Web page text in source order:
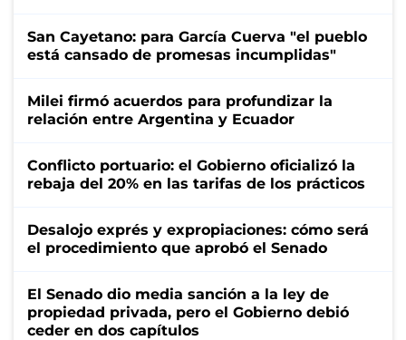
San Cayetano: para García Cuerva "el pueblo
está cansado de promesas incumplidas"
Milei firmó acuerdos para profundizar la
relación entre Argentina y Ecuador
Conflicto portuario: el Gobierno oficializó la
rebaja del 20% en las tarifas de los prácticos
Desalojo exprés y expropiaciones: cómo será
el procedimiento que aprobó el Senado
El Senado dio media sanción a la ley de
propiedad privada, pero el Gobierno debió
ceder en dos capítulos